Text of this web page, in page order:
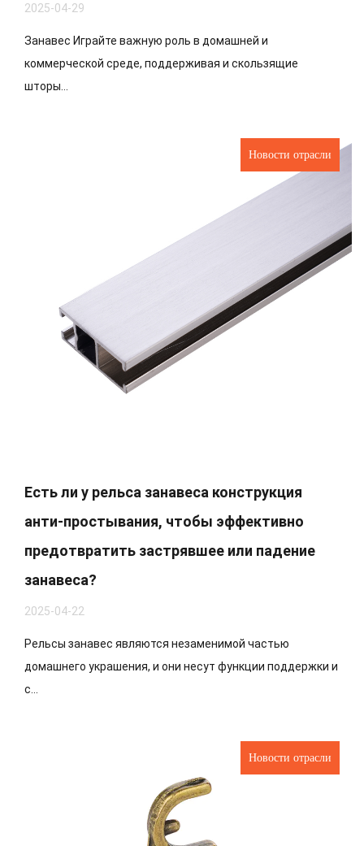
2025-04-29
Занавес Играйте важную роль в домашней и
коммерческой среде, поддерживая и скользящие
шторы...
Новости отрасли
Есть ли у рельса занавеса конструкция
анти-простывания, чтобы эффективно
предотвратить застрявшее или падение
занавеса?
2025-04-22
Рельсы занавес являются незаменимой частью
домашнего украшения, и они несут функции поддержки и
с...
Новости отрасли